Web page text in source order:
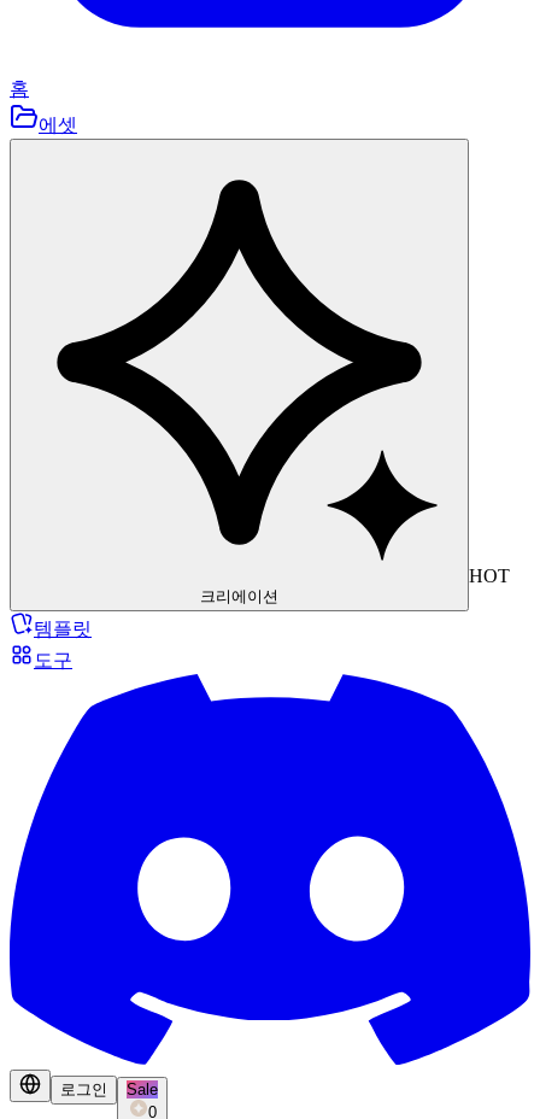
홈
에셋
크리에이션
HOT
템플릿
도구
로그인
Sale
0